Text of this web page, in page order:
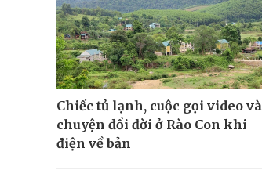
Chiếc tủ lạnh, cuộc gọi video và
chuyện đổi đời ở Rào Con khi
điện về bản